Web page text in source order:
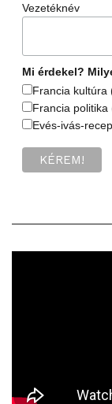
Vezetéknév
Mi érdekel?
Francia kultúra
Francia politika
Evés-ivás-